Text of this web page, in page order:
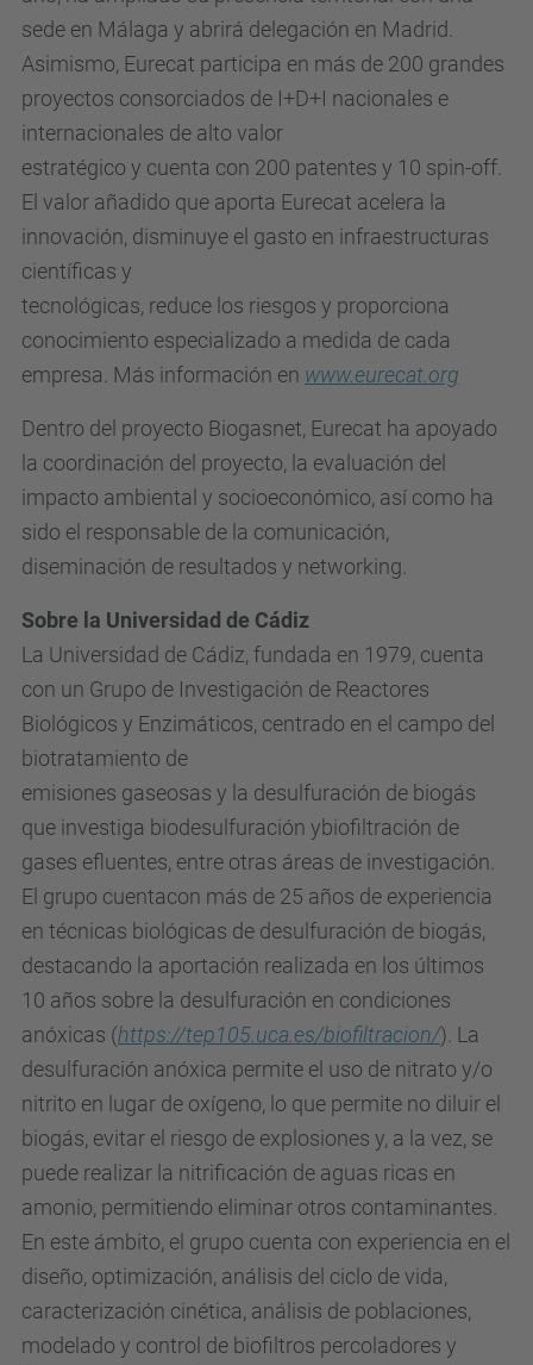
sede en Málaga y abrirá delegación en Madrid.
Asimismo, Eurecat participa en más de 200 grandes
proyectos consorciados de I+D+I nacionales e
internacionales de alto valor
estratégico y cuenta con 200 patentes y 10 spin-off.
El valor añadido que aporta Eurecat acelera la
innovación, disminuye el gasto en infraestructuras
científicas y
tecnológicas, reduce los riesgos y proporciona
conocimiento especializado a medida de cada
empresa. Más información en www.eurecat.org
Dentro del proyecto Biogasnet, Eurecat ha apoyado
la coordinación del proyecto, la evaluación del
impacto ambiental y socioeconómico, así como ha
sido el responsable de la comunicación,
diseminación de resultados y networking.
Sobre la Universidad de Cádiz
La Universidad de Cádiz, fundada en 1979, cuenta
con un Grupo de Investigación de Reactores
Biológicos y Enzimáticos, centrado en el campo del
biotratamiento de
emisiones gaseosas y la desulfuración de biogás
que investiga biodesulfuración ybiofiltración de
gases efluentes, entre otras áreas de investigación.
El grupo cuentacon más de 25 años de experiencia
en técnicas biológicas de desulfuración de biogás,
destacando la aportación realizada en los últimos
10 años sobre la desulfuración en condiciones
anóxicas (https://tep105.uca.es/biofiltracion/). La
desulfuración anóxica permite el uso de nitrato y/o
nitrito en lugar de oxígeno, lo que permite no diluir el
biogás, evitar el riesgo de explosiones y, a la vez, se
puede realizar la nitrificación de aguas ricas en
amonio, permitiendo eliminar otros contaminantes.
En este ámbito, el grupo cuenta con experiencia en el
diseño, optimización, análisis del ciclo de vida,
caracterización cinética, análisis de poblaciones,
modelado y control de biofiltros percoladores y